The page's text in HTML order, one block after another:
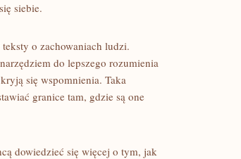
siebie.
o zachowaniach ludzi.
do lepszego rozumienia
się wspomnienia. Taka
granice tam, gdzie są one
dowiedzieć się więcej o tym, jak